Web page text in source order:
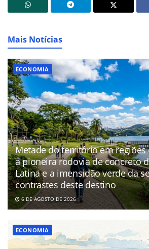
Mais Notícias
ECONOMIA
Metade do território em regiões
a pioneira rodovia de concreto
Latina e a imensidão verde da
contrastes deste destino
6 DE AGOSTO DE 2026
ECONOMIA